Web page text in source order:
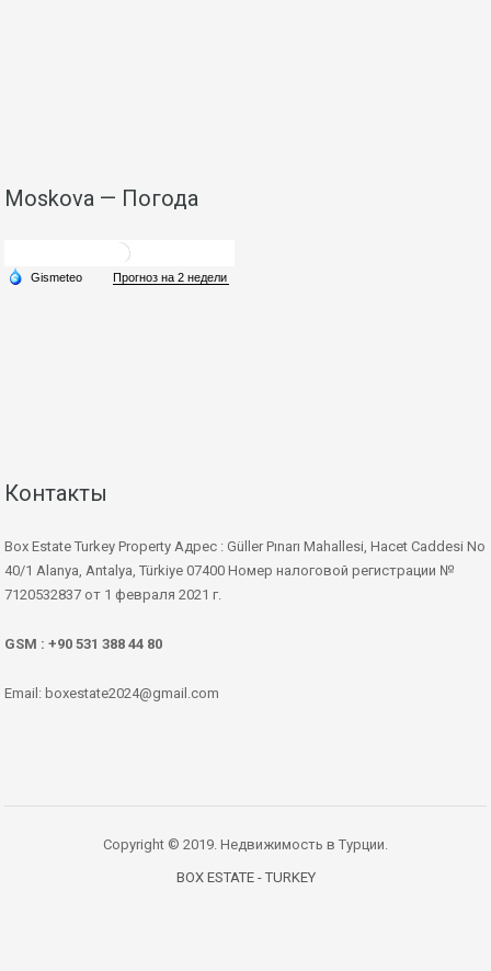
Moskova — Погода
Контакты
Box Estate Turkey Property Адрес : Güller Pınarı Mahallesi, Hacet Caddesi No
40/1 Alanya, Antalya, Türkiye 07400 Номер налоговой регистрации №
7120532837 от 1 февраля 2021 г.
GSM : +90 531 388 44 80
Email: boxestate2024@gmail.com
Copyright © 2019. Недвижимость в Турции.
BOX ESTATE - TURKEY